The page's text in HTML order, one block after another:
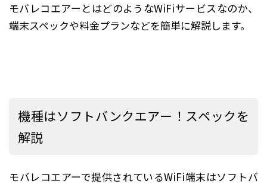
モバレコエアーとはどのようなWiFiサービスなのか、
端末スペックや料金プランなどを簡単に解説します。
機種はソフトバンクエアー！スペックを
解説
モバレコエアーで提供されているWiFi端末はソフトバ